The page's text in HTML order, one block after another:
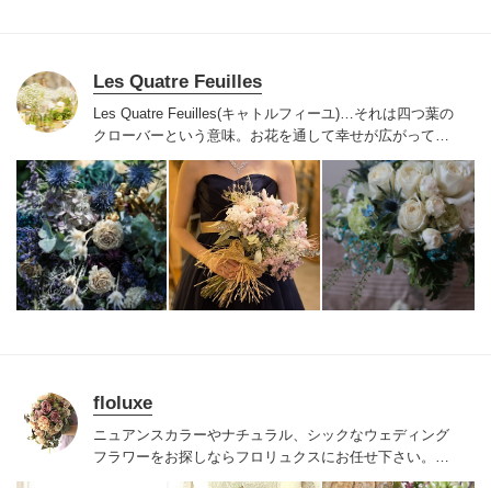
Les Quatre Feuilles
Les Quatre Feuilles(キャトルフィーユ)…それは四つ葉の
クローバーという意味。お花を通して幸せが広がってい
くように、心に響くウェディングフラワーを心がけてい
ます。ゲストハウス、カフェ、ホテルなど数多くのウェ
ディングフラワーの経験を経て現在フリーで活躍中のフ
ラワーコーディネーターが、お2人の理想をきめ細やかに
伺いながら形にしていきます。
floluxe
ニュアンスカラーやナチュラル、シックなウェディング
フラワーをお探しなら フロリュクスにお任せ下さい。
品で上質な花とグリーンで花嫁様の可愛さや美しさを引